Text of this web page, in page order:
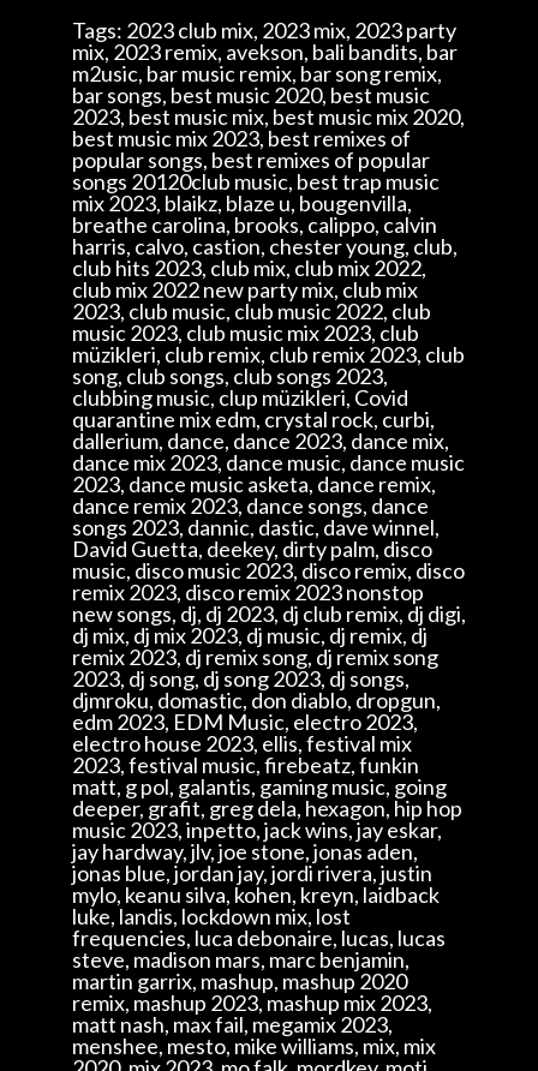
Tags: 2023 club mix, 2023 mix, 2023 party
mix, 2023 remix, avekson, bali bandits, bar
m2usic, bar music remix, bar song remix,
bar songs, best music 2020, best music
2023, best music mix, best music mix 2020,
best music mix 2023, best remixes of
popular songs, best remixes of popular
songs 20120club music, best trap music
mix 2023, blaikz, blaze u, bougenvilla,
breathe carolina, brooks, calippo, calvin
harris, calvo, castion, chester young, club,
club hits 2023, club mix, club mix 2022,
club mix 2022 new party mix, club mix
2023, club music, club music 2022, club
music 2023, club music mix 2023, club
müzikleri, club remix, club remix 2023, club
song, club songs, club songs 2023,
clubbing music, clup müzikleri, Covid
quarantine mix edm, crystal rock, curbi,
dallerium, dance, dance 2023, dance mix,
dance mix 2023, dance music, dance music
2023, dance music asketa, dance remix,
dance remix 2023, dance songs, dance
songs 2023, dannic, dastic, dave winnel,
David Guetta, deekey, dirty palm, disco
music, disco music 2023, disco remix, disco
remix 2023, disco remix 2023 nonstop
new songs, dj, dj 2023, dj club remix, dj digi,
dj mix, dj mix 2023, dj music, dj remix, dj
remix 2023, dj remix song, dj remix song
2023, dj song, dj song 2023, dj songs,
djmroku, domastic, don diablo, dropgun,
edm 2023, EDM Music, electro 2023,
electro house 2023, ellis, festival mix
2023, festival music, firebeatz, funkin
matt, g pol, galantis, gaming music, going
deeper, grafit, greg dela, hexagon, hip hop
music 2023, inpetto, jack wins, jay eskar,
jay hardway, jlv, joe stone, jonas aden,
jonas blue, jordan jay, jordi rivera, justin
mylo, keanu silva, kohen, kreyn, laidback
luke, landis, lockdown mix, lost
frequencies, luca debonaire, lucas, lucas
steve, madison mars, marc benjamin,
martin garrix, mashup, mashup 2020
remix, mashup 2023, mashup mix 2023,
matt nash, max fail, megamix 2023,
menshee, mesto, mike williams, mix, mix